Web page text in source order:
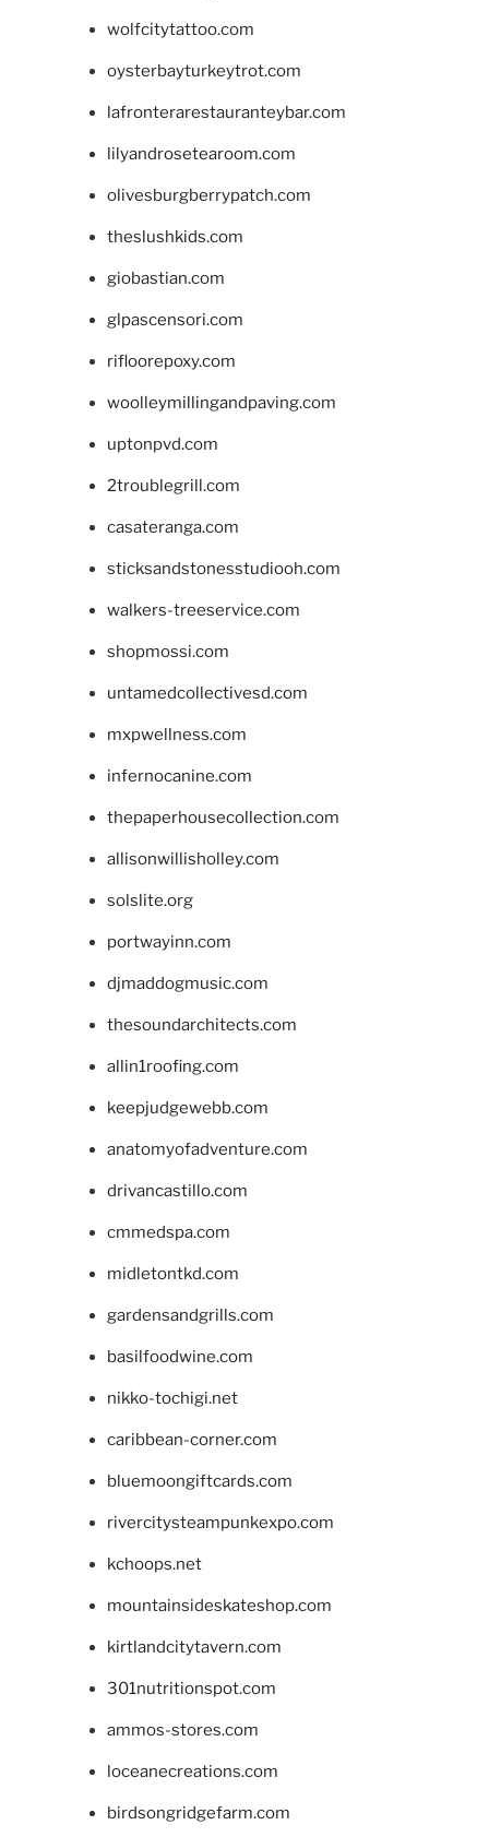
wolfcitytattoo.com
oysterbayturkeytrot.com
lafronterarestauranteybar.com
lilyandrosetearoom.com
olivesburgberrypatch.com
theslushkids.com
giobastian.com
glpascensori.com
rifloorepoxy.com
woolleymillingandpaving.com
uptonpvd.com
2troublegrill.com
casateranga.com
sticksandstonesstudiooh.com
walkers-treeservice.com
shopmossi.com
untamedcollectivesd.com
mxpwellness.com
infernocanine.com
thepaperhousecollection.com
allisonwillisholley.com
solslite.org
portwayinn.com
djmaddogmusic.com
thesoundarchitects.com
allin1roofing.com
keepjudgewebb.com
anatomyofadventure.com
drivancastillo.com
cmmedspa.com
midletontkd.com
gardensandgrills.com
basilfoodwine.com
nikko-tochigi.net
caribbean-corner.com
bluemoongiftcards.com
rivercitysteampunkexpo.com
kchoops.net
mountainsideskateshop.com
kirtlandcitytavern.com
301nutritionspot.com
ammos-stores.com
loceanecreations.com
birdsongridgefarm.com